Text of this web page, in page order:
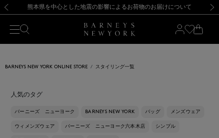
新規登録のお客様も対象！＜MY BARNEYS＞会員のお客様は11,000円（税込）以上のお買上げで常時送料無料！お買い物の際は会員登録を！
【夏季休業に伴う返品・交換承り一時停止のお知らせ】（2026.8.5）
熊本県を中心とした地震の影響によるお荷物のお届けについて
【開催中】SUMMER SALEのご案内・ご注意事項 新規登録のお客様も対象！＜MY BARNEYS＞会員のお客様は11,000円（税込）以上のお買上げで常時送料無料！お買い物の際は会員登録を！
【夏季休業に伴う返品・交換承り一時停止のお知らせ】（2026.8.5）
BARNEYS NEW YORK ONLINE STORE スタイリング一覧
人気のタグ
バーニーズ ニューヨーク BARNEYS NEW YORK バッグ メンズウェア
ウィメンズウェア バーニーズ ニューヨーク六本木店 シンプル